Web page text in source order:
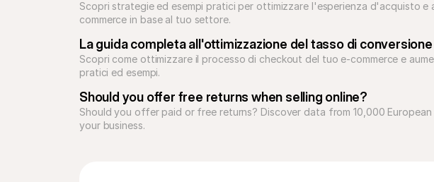
Scopri strategie ed esempi pratici per ottimizzare l'esperienza d'acquisto e
commerce in base al tuo settore.
La guida completa all'ottimizzazione del tasso di
Scopri come ottimizzare il processo di checkout del tuo e-commerce e
pratici ed esempi.
Should you offer free returns when selling online?
Should you offer paid or free returns? Discover data from 10,000
your business.